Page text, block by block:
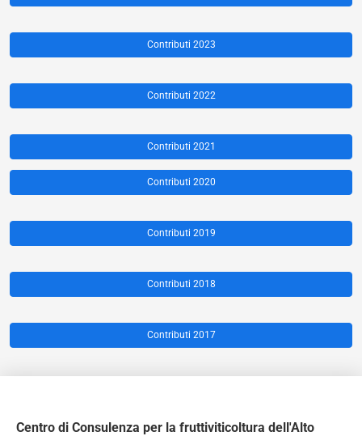
Contributi 2023
Contributi 2022
Contributi 2021
Contributi 2020
Contributi 2019
Contributi 2018
Contributi 2017
Centro di Consulenza per la fruttiviticoltura dell'Alto